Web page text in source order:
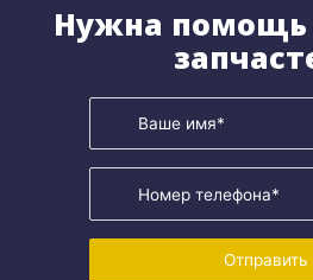
Нужна помощь
Отправить